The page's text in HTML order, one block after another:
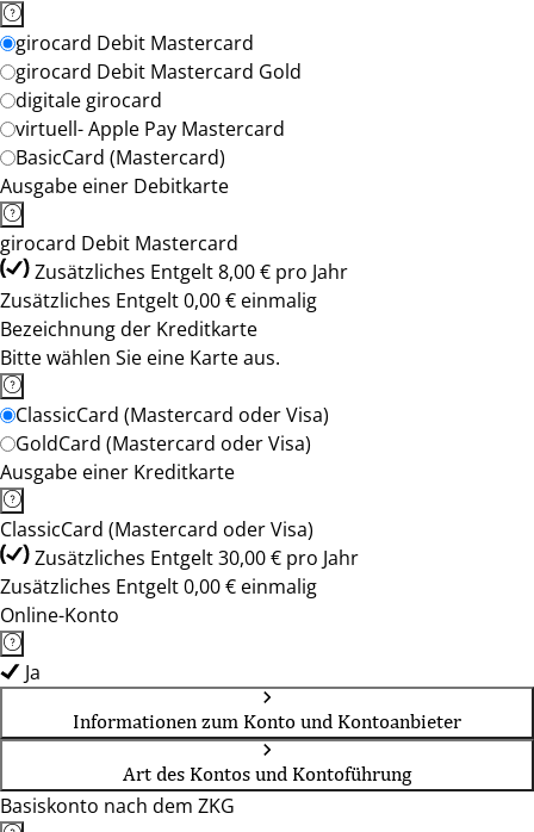
girocard Debit Mastercard
girocard Debit Mastercard Gold
digitale girocard
virtuell- Apple Pay Mastercard
BasicCard (Mastercard)
Ausgabe einer Debitkarte
girocard Debit Mastercard
Zusätzliches Entgelt 8,00 € pro Jahr
Zusätzliches Entgelt 0,00 € einmalig
Bezeichnung der Kreditkarte
Bitte wählen Sie eine Karte aus.
ClassicCard (Mastercard oder Visa)
GoldCard (Mastercard oder Visa)
Ausgabe einer Kreditkarte
ClassicCard (Mastercard oder Visa)
Zusätzliches Entgelt 30,00 € pro Jahr
Zusätzliches Entgelt 0,00 € einmalig
Online-Konto
Ja
Informationen zum Konto und Kontoanbieter
Art des Kontos und Kontoführung
Basiskonto nach dem ZKG